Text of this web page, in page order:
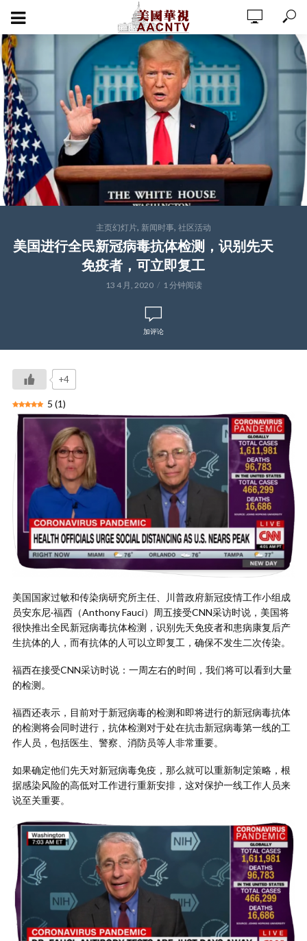
主页幻灯片, 新闻时事, 社区活动
美国进行全民新冠病毒抗体检测，识别先天
免疫者，可立即复工
13 4 月, 2020 1 分钟阅读
加评论
+4
5 (1)
美国国家过敏和传染病研究所主任、川普政府新冠疫情工作小组成
员安东尼·福西（Anthony Fauci）周五接受CNN采访时说，美国将
很快推出全民新冠病毒抗体检测，识别先天免疫者和患病康复后产
生抗体的人，而有抗体的人可以立即复工，确保不发生二次传染。
福西在接受CNN采访时说：一周左右的时间，我们将可以看到大量
的检测。
福西还表示，目前对于新冠病毒的检测和即将进行的新冠病毒抗体
的检测将会同时进行，抗体检测对于处在抗击新冠病毒第一线的工
作人员，包括医生、警察、消防员等人非常重要。
如果确定他们先天对新冠病毒免疫，那么就可以重新制定策略，根
据感染风险的高低对工作进行重新安排，这对保护一线工作人员来
说至关重要。